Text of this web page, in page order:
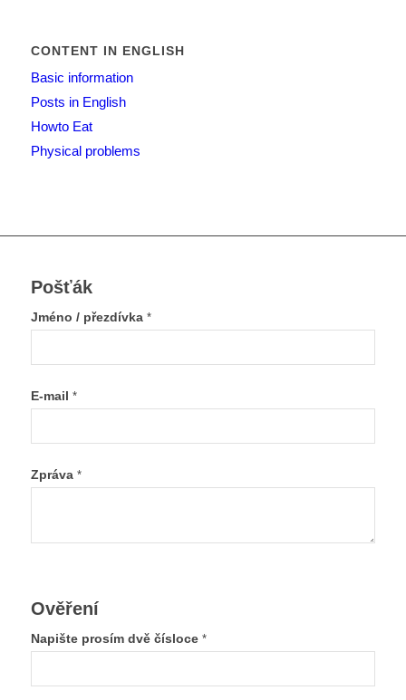
CONTENT IN ENGLISH
Basic information
Posts in English
Howto Eat
Physical problems
Pošťák
Jméno / přezdívka *
E-mail *
Zpráva *
Ověření
Napište prosím dvě čísloce *